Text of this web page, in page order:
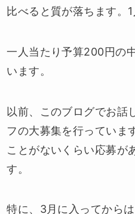
比べると質が落ちます。1
一人当たり予算200円の
います。
以前、このブログでお話
フの大募集を行っていま
ことがないくらい応募が
す。
特に、3月に入ってから